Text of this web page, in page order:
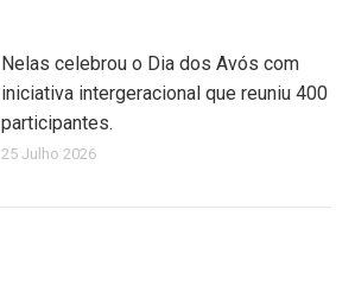
Nelas celebrou o Dia dos Avós com
iniciativa intergeracional que reuniu 400
participantes.
25 Julho 2026